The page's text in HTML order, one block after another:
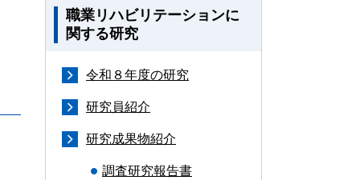
職業リハビリテーションに
関する研究
令和８年度の研究
研究員紹介
研究成果物紹介
調査研究報告書